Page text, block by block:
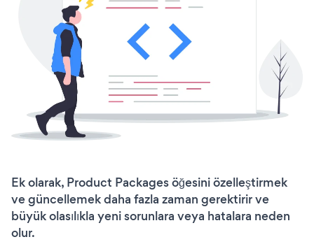
Ek olarak, Product Packages öğesini özelleştirmek
ve güncellemek daha fazla zaman gerektirir ve
büyük olasılıkla yeni sorunlara veya hatalara neden
olur.